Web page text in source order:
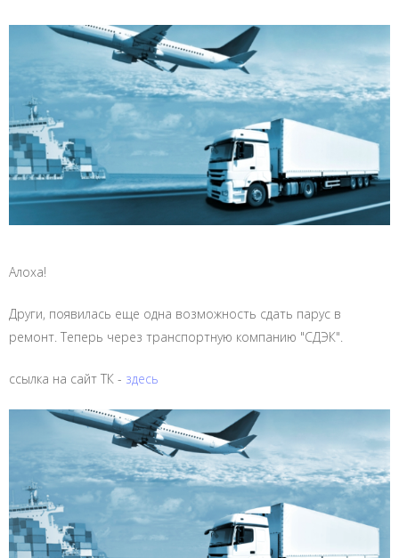
Алоха!
Други, появилась еще одна возможность сдать парус в
ремонт. Теперь через транспортную компанию "СДЭК".
ссылка на сайт ТК - здесь